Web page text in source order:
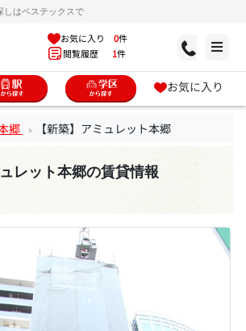
しはベステックスで
お気に入り 0件
閲覧履歴 1件
お気に入り
郷 【新築】アミュレット本郷
レット本郷の賃貸情報